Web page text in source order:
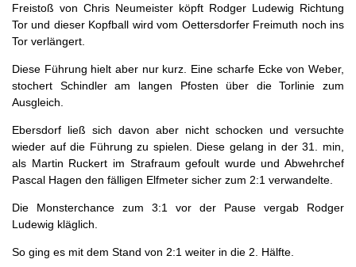
Freistoß von Chris Neumeister köpft Rodger Ludewig Richtung
Tor und dieser Kopfball wird vom Oettersdorfer Freimuth noch ins
Tor verlängert.
Diese Führung hielt aber nur kurz. Eine scharfe Ecke von Weber,
stochert Schindler am langen Pfosten über die Torlinie zum
Ausgleich.
Ebersdorf ließ sich davon aber nicht schocken und versuchte
wieder auf die Führung zu spielen. Diese gelang in der 31. min,
als Martin Ruckert im Strafraum gefoult wurde und Abwehrchef
Pascal Hagen den fälligen Elfmeter sicher zum 2:1 verwandelte.
Die Monsterchance zum 3:1 vor der Pause vergab Rodger
Ludewig kläglich.
So ging es mit dem Stand von 2:1 weiter in die 2. Hälfte.